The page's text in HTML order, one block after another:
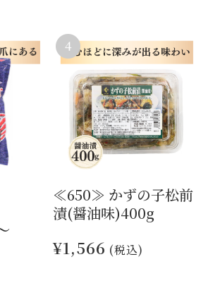
≪650≫ かずの子松前
漬(醤油味)400g
¥1,566 (税込)